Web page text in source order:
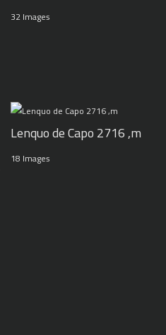
32 Images
Lenquo de Capo 2716 ,m
18 Images